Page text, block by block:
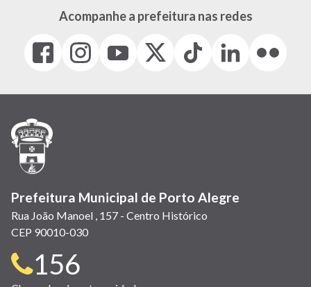
Acompanhe a prefeitura nas redes
Facebook
(link
em
janela)
Instagram
(link
em
(link
em
(Antigo
(link
Tiktok
(link
em
LinkedIn
(link
em
(link
em
Prefeitura Municipal de Porto Alegre
Rua João Manoel , 157 - Centro Histórico
CEP 90010-030
Telefone
156